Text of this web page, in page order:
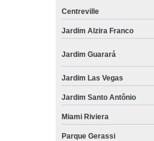
Centreville
Jardim Alzira Franco
Jardim Guarará
Jardim Las Vegas
Jardim Santo Antônio
Miami Riviera
Parque Gerassi